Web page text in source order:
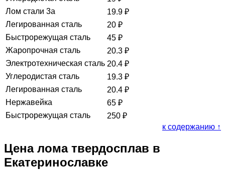
Лом стали 3а
19.9 ₽
Легированная сталь
20 ₽
Быстрорежущая сталь
45 ₽
Жаропрочная сталь
20.3 ₽
Электротехническая сталь 20.4 ₽
Углеродистая сталь
19.3 ₽
Легированная сталь
20.4 ₽
Нержавейка
65 ₽
Быстрорежущая сталь
250 ₽
к содержанию ↑
Цена лома твердосплав в
Екатеринославке